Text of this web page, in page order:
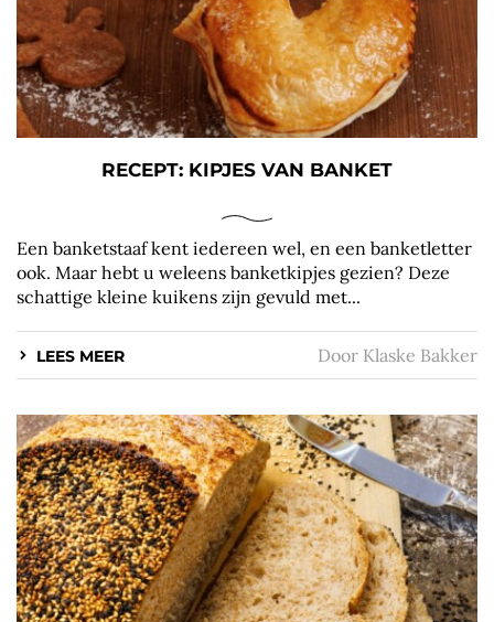
RECEPT: KIPJES VAN BANKET
Een banketstaaf kent iedereen wel, en een banketletter
ook. Maar hebt u weleens banketkipjes gezien? Deze
schattige kleine kuikens zijn gevuld met...
LEES MEER Door Klaske Bakker